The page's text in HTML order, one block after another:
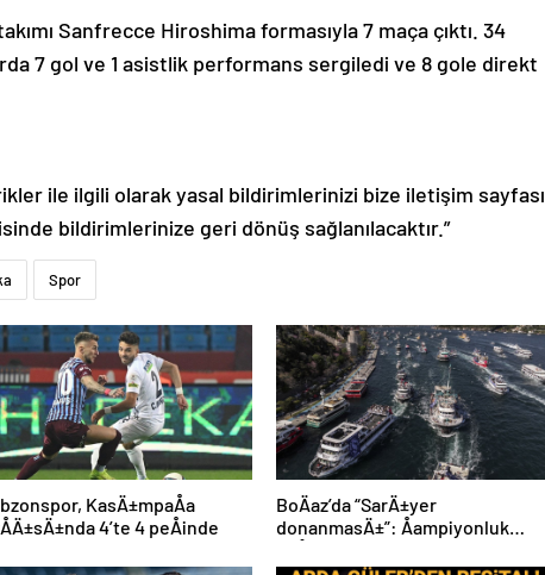
Sanfrecce Hiroshima formasıyla 7 maça çıktı. 34
7 gol ve 1 asistlik performans sergiledi ve 8 gole direkt
ile ilgili olarak yasal bildirimlerinizi bize iletişim sayfası
bildirimlerinize geri dönüş sağlanılacaktır.”
Spor
KasÄ±mpaÅa
4’te 4 peÅinde
BoÄaz’da “SarÄ±yer
donanmasÄ±”: Åampiyonluk